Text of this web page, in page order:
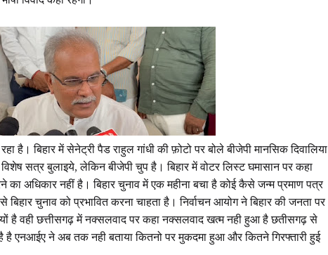
है। बिहार में सेनेट्री पैड राहुल गांधी की फ़ोटो पर बोले बीजेपी मानसिक दिवालिया
सत्र बुलाइये, लेकिन बीजेपी चुप है। बिहार में वोटर लिस्ट घमासान पर कहा
का अधिकार नहीं है। बिहार चुनाव में एक महीना बचा है कोई कैसे जन्म प्रमाण पत्र
चुनाव को प्रभावित करना चाहता है। निर्वाचन आयोग ने बिहार की जनता पर
है वही छत्तीसगढ़ में नक्सलवाद पर कहा नक्सलवाद खत्म नही हुआ है छतीसगढ़ से
एनआईए ने अब तक नही बताया कितनो पर मुकदमा हुआ और कितने गिरफ्तारी हुई